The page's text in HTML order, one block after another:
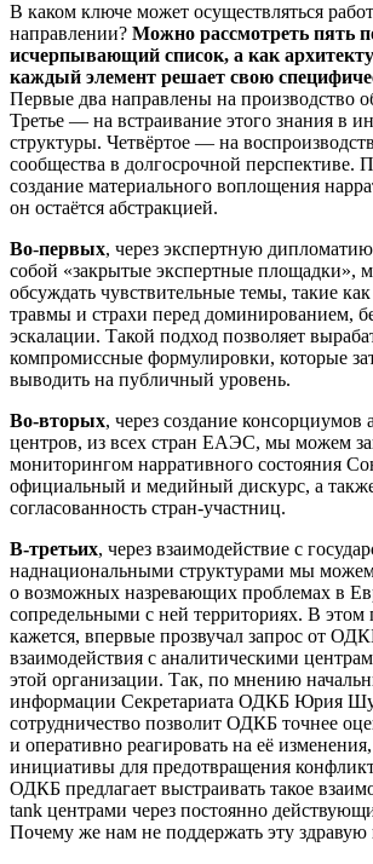
В каком ключе может осуществляться
направлении? Можно рассмотреть пять
исчерпывающий список, а как
каждый элемент решает свою
Первые два направлены на производство
Третье — на встраивание этого знания в
структуры. Четвёртое — на
сообщества в долгосрочной перспективе.
создание материального воплощения
он остаётся абстракцией.
Во-первых, через экспертную
собой «закрытые экспертные площадки»,
обсуждать чувствительные темы, такие
травмы и страхи перед доминированием,
эскалации. Такой подход позволяет
компромиссные формулировки, которые
выводить на публичный уровень.
Во-вторых, через создание консорциумов
центров, из всех стран ЕАЭС, мы можем
мониторингом нарративного состояния
официальный и медийный дискурс, а
согласованность стран-участниц.
В-третьих, через взаимодействие с
наднациональными структурами мы можем
о возможных назревающих проблемах в
сопредельными с ней территориях. В этом
кажется, впервые прозвучал запрос от
взаимодействия с аналитическими
этой организации. Так, по мнению
информации Секретариата ОДКБ Юрия
сотрудничество позволит ОДКБ точнее
и оперативно реагировать на её
инициативы для предотвращения
ОДКБ предлагает выстраивать такое
tank центрами через постоянно
Почему же нам не поддержать эту здравую